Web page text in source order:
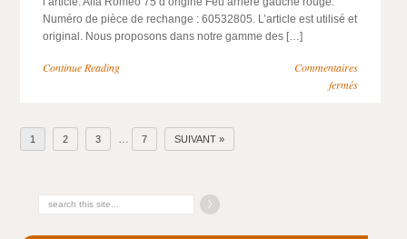
Numéro de pièce de rechange : 60532805. L’article est utilisé et
original. Nous proposons dans notre gamme des […]
Continue Reading
Commentaires
fermés
1 2 3 … 7 SUIVANT »